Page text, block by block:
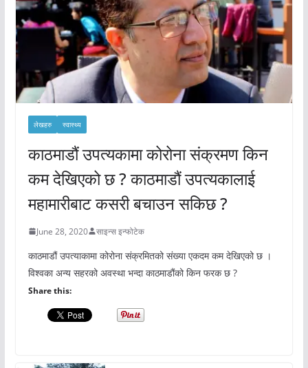
लेखहरु स्वास्थ्य
काठमाडौं उपत्यकामा कोरोना संक्रमण किन
कम देखिएको छ ? काठमाडौं उपत्यकालाई
महामारीबाट कसरी बचाउन सकिछ ?
June 28, 2020 साइन्स इन्फोटेक
काठमाडौं उपत्याकामा कोरोना संक्रमितको संख्या एकदम कम देखिएको छ ।
विश्वका अन्य सहरको अवस्था भन्दा काठमाडौंको किन फरक छ ?
Share this: